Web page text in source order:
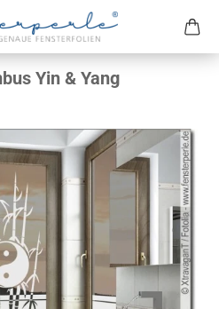
Yin & Yang